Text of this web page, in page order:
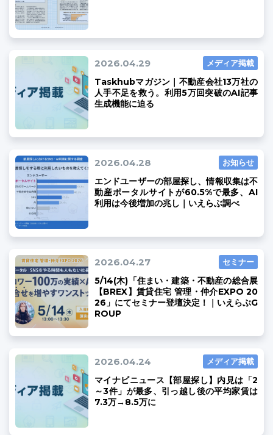
2026.04.29 メディア掲載
Taskhubマガジン｜不動産会社13万社の
人手不足を救う。利用5万回突破のAI記事
生成機能に迫る
2026.04.28 お知らせ
エンドユーザーの部屋探し、情報収集は不
動産ポータルサイトが60.5%で最多、AI
利用は今後増加の兆し｜いえらぶ調べ
2026.04.27 セミナー
5/14(木)「住まい・建築・不動産の総合展
【BREX】賃貸住宅 管理・仲介EXPO 20
26」にてセミナー登壇決定！｜いえらぶG
ROUP
2026.04.24 メディア掲載
マイナビニュース【部屋探し】内見は「2
～3件」が最多、引っ越し後の平均家賃は
7.3万→8.5万に